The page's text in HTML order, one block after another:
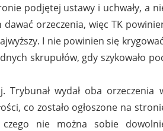
podjętej ustawy i uchwały, a
orzeczenia, więc TK
I nie powinien się
skrupułów, gdy szykowało
Trybunał wydał oba orzeczenia
co zostało ogłoszone na
nie można sobie